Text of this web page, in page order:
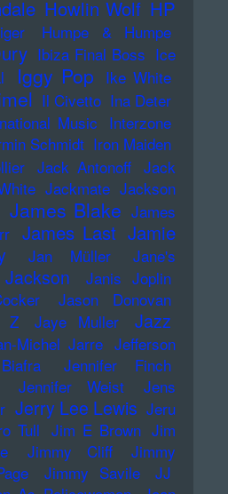
Howlin Wolf HP
Humpe & Humpe
Ibiza Final Boss Ice
Iggy Pop Ike White
Il Civetto Ina Deter
Music Interzone
Schmidt Iron Maiden
Jack Antonoff Jack
Jackmate Jackson
James Blake James
James Last Jamie
Jan Müller
Jane's
Janis Joplin
Jason Donovan
Z Jaye Muller
Jazz
Michel Jarre Jefferson
Jennifer Finch
Jennifer Weist
Jens
Jerry Lee Lewis Jeru
Tull Jim E Brown Jim
Jimmy Cliff
Jimmy
Jimmy Savile
JJ